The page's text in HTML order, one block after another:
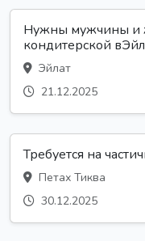
Нужны мужчины и
кондитерской
Эйлат
21.12.2025
Требуется на
Петах Тиква
30.12.2025